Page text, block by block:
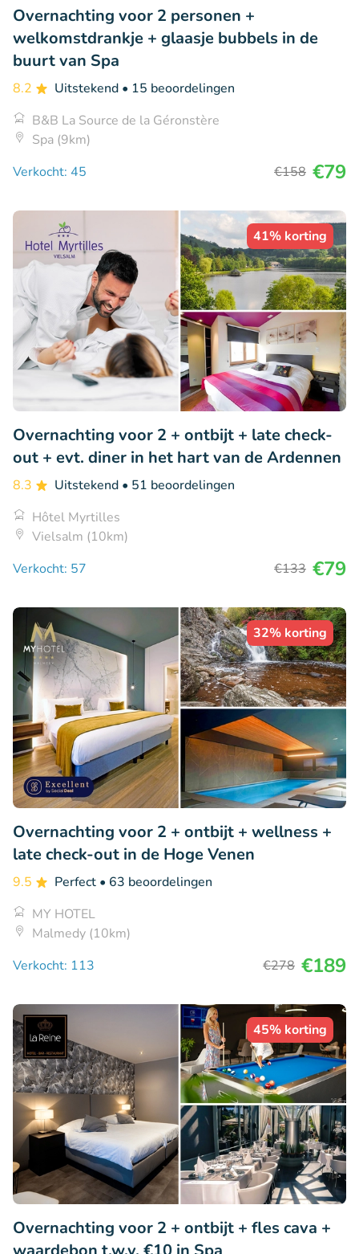
Overnachting voor 2 personen +
welkomstdrankje + glaasje bubbels in de
buurt van Spa
8.2 Uitstekend • 15 beoordelingen
B&B La Source de la Géronstère
Spa (9km)
Verkocht: 45
€158 €79
41% korting
Overnachting voor 2 + ontbijt + late check-
out + evt. diner in het hart van de Ardennen
8.3 Uitstekend • 51 beoordelingen
Hôtel Myrtilles
Vielsalm (10km)
Verkocht: 57
€133 €79
32% korting
Overnachting voor 2 + ontbijt + wellness +
late check-out in de Hoge Venen
9.5 Perfect • 63 beoordelingen
MY HOTEL
Malmedy (10km)
Verkocht: 113
€278 €189
45% korting
Overnachting voor 2 + ontbijt + fles cava +